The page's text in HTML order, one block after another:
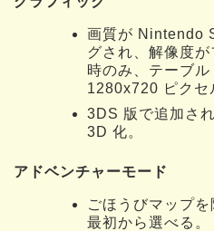
画質が Nintendo
グされ、解像度
時のみ、テーブ
1280x720 ピクセ
3DS 版で追加さ
3D 化。
アドベンチャーモード
ごほうびマップ
最初から選べる。